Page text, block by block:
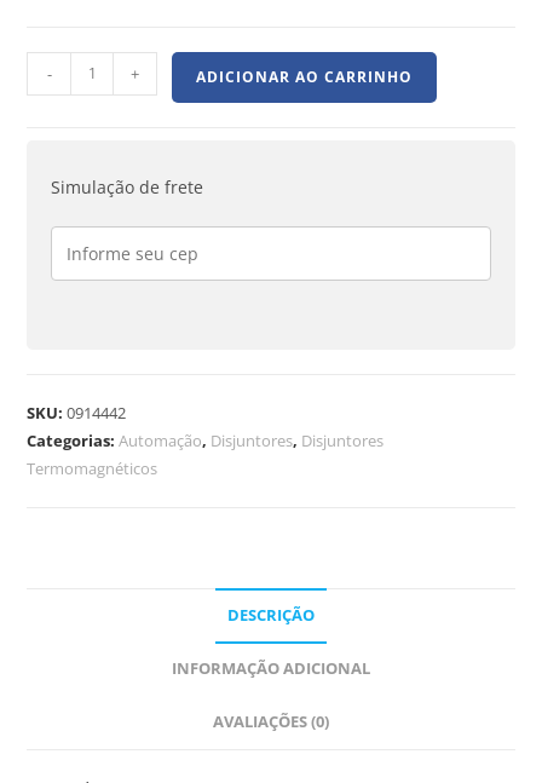
- + ADICIONAR AO CARRINHO
Simulação de frete
SKU:0914442
Categorias:Automação, Disjuntores, Disjuntores
Termomagnéticos
DESCRIÇÃO
INFORMAÇÃO ADICIONAL
AVALIAÇÕES (0)